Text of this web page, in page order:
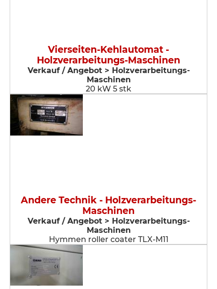
Vierseiten-Kehlautomat -
Holzverarbeitungs-Maschinen
Verkauf / Angebot > Holzverarbeitungs-
Maschinen
20 kW 5 stk
Andere Technik - Holzverarbeitungs-
Maschinen
Verkauf / Angebot > Holzverarbeitungs-
Maschinen
Hymmen roller coater TLX-M11